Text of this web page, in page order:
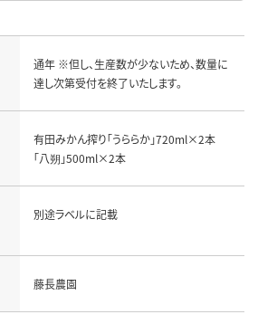
通年 ※但し、生産数が少ないため、数量に
達し次第受付を終了いたします。
有田みかん搾り「うららか」720ml×2本
「八朔」500ml×2本
別途ラベルに記載
藤長農園